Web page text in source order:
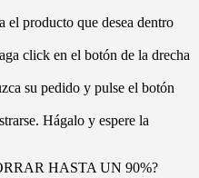
el producto que desea dentro
click en el botón de la drecha
su pedido y pulse el botón
Hágalo y espere la
HASTA UN 90%?